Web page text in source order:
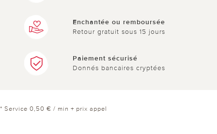
Enchantée ou remboursée
Retour gratuit sous 15 jours
Paiement sécurisé
Donnés bancaires cryptées
* Service 0,50 € / min + prix appel